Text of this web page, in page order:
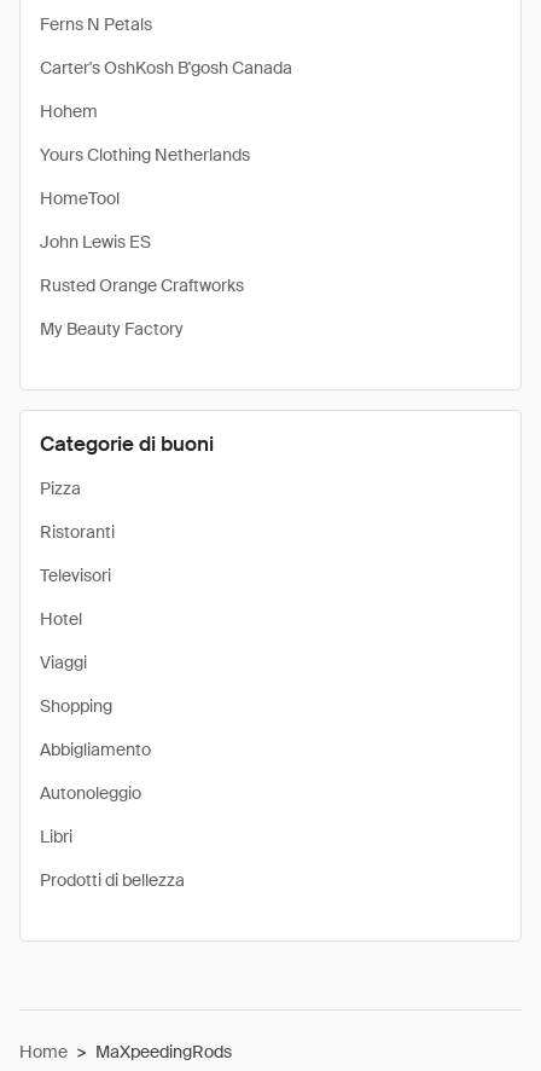
Ferns N Petals
Carter's OshKosh B'gosh Canada
Hohem
Yours Clothing Netherlands
HomeTool
John Lewis ES
Rusted Orange Craftworks
My Beauty Factory
Categorie di buoni
Pizza
Ristoranti
Televisori
Hotel
Viaggi
Shopping
Abbigliamento
Autonoleggio
Libri
Prodotti di bellezza
Home > MaXpeedingRods